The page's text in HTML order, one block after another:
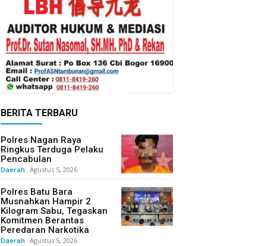
BERITA TERBARU
Polres Nagan Raya
Ringkus Terduga Pelaku
Pencabulan
Daerah Agustus 5, 2026
Polres Batu Bara
Musnahkan Hampir 2
Kilogram Sabu, Tegaskan
Komitmen Berantas
Peredaran Narkotika
Daerah Agustus 5, 2026